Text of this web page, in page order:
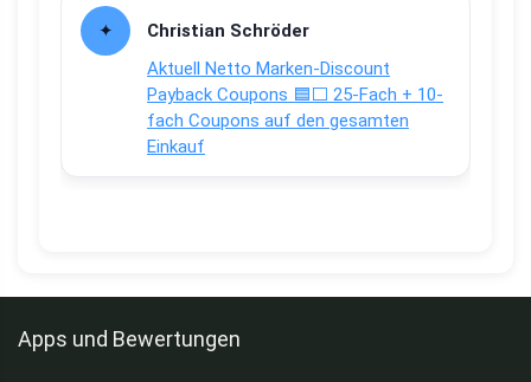
Christian Schröder
Aktuell Netto Marken-Discount
Payback Coupons 🟦⬜ 25-Fach + 10-
fach Coupons auf den gesamten
Einkauf
Apps und Bewertungen